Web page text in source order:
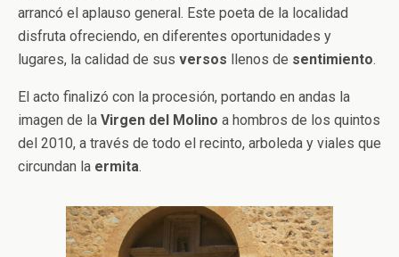
arrancó el aplauso general. Este poeta de la localidad
disfruta ofreciendo, en diferentes oportunidades y
lugares, la calidad de sus versos llenos de sentimiento.
El acto finalizó con la procesión, portando en andas la
imagen de la Virgen del Molino a hombros de los quintos
del 2010, a través de todo el recinto, arboleda y viales que
circundan la ermita.